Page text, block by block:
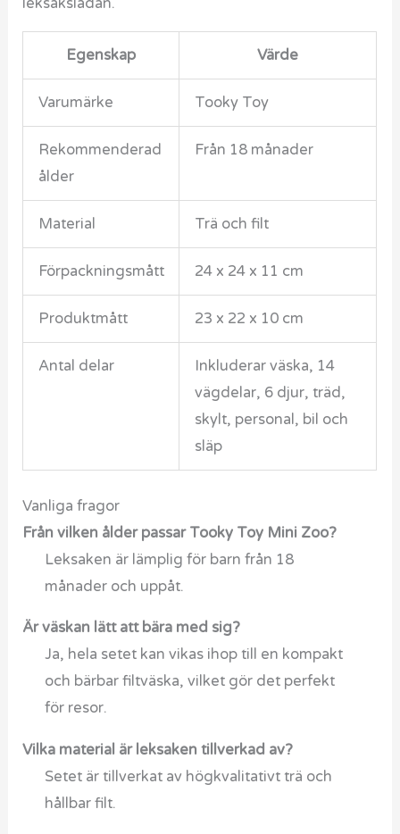
Egenskap Värde
Varumärke Tooky Toy
Rekommenderad
ålder
Från 18 månader
Material Trä och filt
Förpackningsmått 24 x 24 x 11 cm
Produktmått 23 x 22 x 10 cm
Antal delar
Inkluderar väska, 14
vägdelar, 6 djur, träd,
skylt, personal, bil och
släp
Vanliga fragor
Från vilken ålder passar Tooky Toy Mini Zoo?
Leksaken är lämplig för barn från 18
månader och uppåt.
Är väskan lätt att bära med sig?
Ja, hela setet kan vikas ihop till en kompakt
och bärbar filtväska, vilket gör det perfekt
för resor.
Vilka material är leksaken tillverkad av?
Setet är tillverkat av högkvalitativt trä och
hållbar filt.